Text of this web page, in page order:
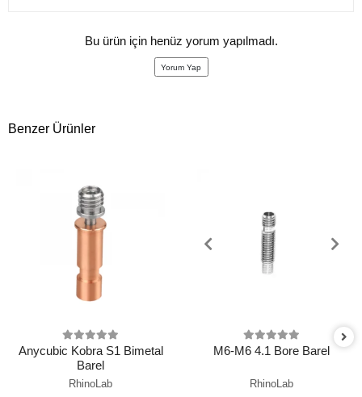
Bu ürün için henüz yorum yapılmadı.
Yorum Yap
Benzer Ürünler
Anycubic Kobra S1 Bimetal
Barel
RhinoLab
M6-M6 4.1 Bore Barel
RhinoLab